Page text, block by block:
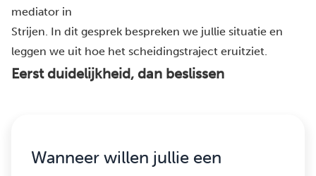
mediator in
Strijen. In dit gesprek bespreken we jullie situatie en
leggen we uit hoe het scheidingstraject eruitziet.
Eerst duidelijkheid, dan beslissen
Wanneer willen jullie een